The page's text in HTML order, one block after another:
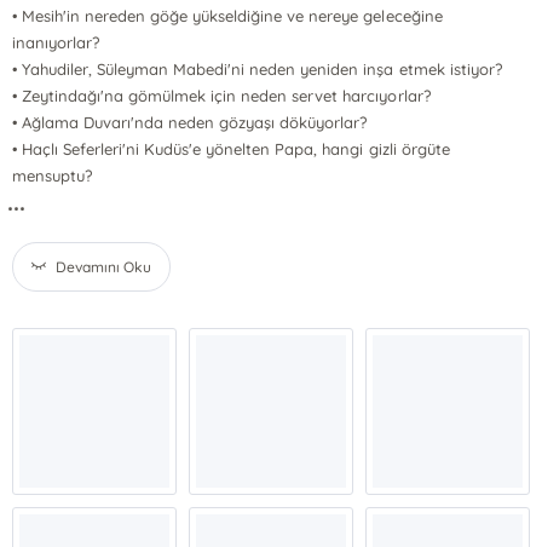
• Mesih'in nereden göğe yükseldiğine ve nereye geleceğine
inanıyorlar?
• Yahudiler, Süleyman Mabedi'ni neden yeniden inşa etmek istiyor?
• Zeytindağı'na gömülmek için neden servet harcıyorlar?
• Ağlama Duvarı'nda neden gözyaşı döküyorlar?
• Haçlı Seferleri'ni Kudüs'e yönelten Papa, hangi gizli örgüte
mensuptu?
...
Devamını Oku